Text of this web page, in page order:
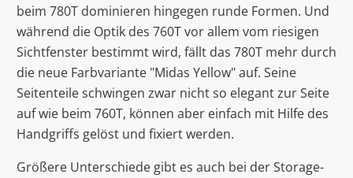
beim 780T dominieren hingegen runde Formen. Und
während die Optik des 760T vor allem vom riesigen
Sichtfenster bestimmt wird, fällt das 780T mehr durch
die neue Farbvariante "Midas Yellow" auf. Seine
Seitenteile schwingen zwar nicht so elegant zur Seite
auf wie beim 760T, können aber einfach mit Hilfe des
Handgriffs gelöst und fixiert werden.
Größere Unterschiede gibt es auch bei der Storage-